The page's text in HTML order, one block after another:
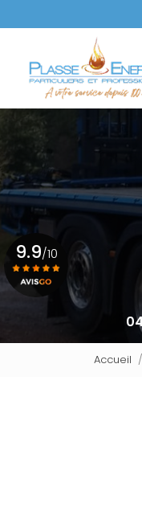
au
principal
9.9/10
Accueil